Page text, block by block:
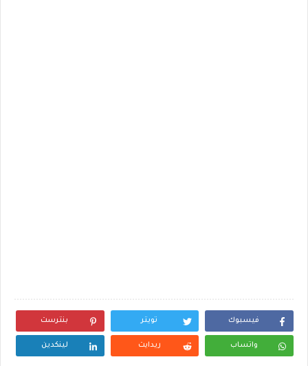
فيسبوك تويتر بنترست
واتساب ريدايت لينكدين